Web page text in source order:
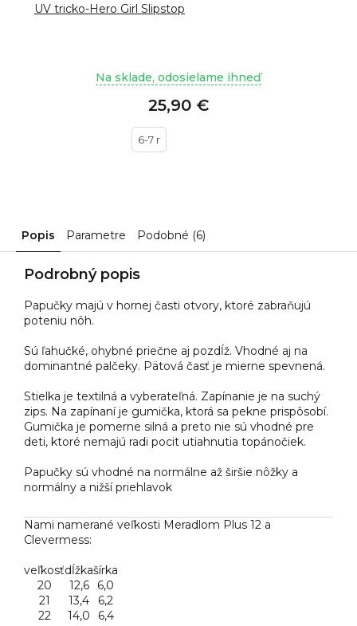
UV tricko-Hero Girl Slipstop
Na sklade, odosielame ihneď
25,90 €
6-7 r
Popis Parametre Podobné (6)
Podrobný popis
Papučky majú v hornej časti otvory, ktoré zabraňujú
poteniu nôh.
Sú ľahučké, ohybné priečne aj pozdĺž. Vhodné aj na
dominantné palčeky. Pätová časť je mierne spevnená.
Stielka je textilná a vyberateľná. Zapínanie je na suchý
zips. Na zapínaní je gumička, ktorá sa pekne prispôsobí.
Gumička je pomerne silná a preto nie sú vhodné pre
deti, ktoré nemajú radi pocit utiahnutia topánočiek.
Papučky sú vhodné na normálne až širšie nôžky a
normálny a nižší priehlavok
Nami namerané veľkosti Meradlom Plus 12 a
Clevermess:
veľkosťdĺžkašírka
20
12,6
6,0
21
13,4
6,2
22
14,0
6,4